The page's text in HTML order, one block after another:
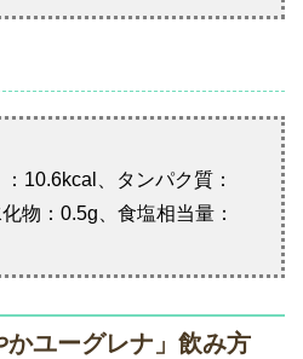
10.6kcal、タンパク質：
物：0.5g、食塩相当量：
かユーグレナ」飲み方